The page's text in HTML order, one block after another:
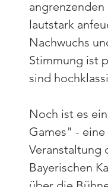
lautstark
Nachwuchs
Stimmung ist
sind
Noch ist es
Games" -
Veranstaltung
Bayerischen